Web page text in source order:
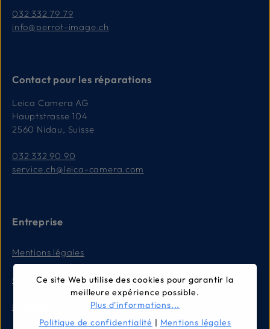
032 332 79 79
info@perrot-image.ch
Contact pour les réparations
Leica Camera AG
Hauptstrasse 104
2560 Nidau, Suisse
032 332 90 90
service.ch@leica-camera.com
Entreprise
Mentions légales
Conditions générales
Politique de confidentialité
Ce site Web utilise des cookies pour garantir la
meilleure expérience possible.
Plus d'informations...
Politique de confidentialité | Mentions légales